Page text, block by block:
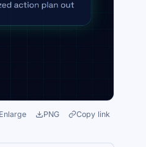
Enlarge PNG Copy link